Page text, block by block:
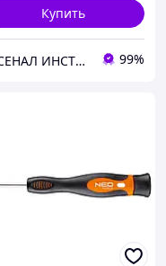
Купить
АРСЕНАЛ ИНСТРУМЕНТА 99%